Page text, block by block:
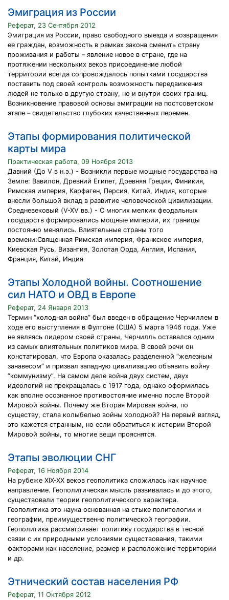
Эмиграция из России
Реферат, 23 Сентября 2012
Эмиграция из России, право свободного выезда и возвращения
ее граждан, возможность в рамках закона сменить страну
проживания и работы – явление новое в стране, где на
протяжении нескольких веков присоединение любой
территории всегда сопровождалось попытками государства
поставить под своей контроль возможность передвижения
людей не только в другую страну, но и внутри своих границ.
Возникновение правовой основы эмиграции на постсоветском
этапе – свидетельство глубоких качественных перемен.
Этапы формирования политической
карты мира
Практическая работа, 09 Ноября 2013
Давний (До V в н.э.) - Возникли первые мощные государства на
Земле: Вавилон, Древний Египет, Древняя Греция, Финикия,
Римская империя, Карфаген, Персия, Китай, Индия, которые
внесли большой вклад в развитие человеческой цивилизации.
Средневековый (V-XV вв.) - С многих мелких феодальных
государств формировались мощные империи, их границы
постоянно менялись. Влиятельные страны того
времени:Священная Римская империя, Франкское империя,
Киевская Русь, Византия, Золотая Орда, Англия, Испания,
Франция, Китай, Индия
Этапы Холодной войны. Соотношение
сил НАТО и ОВД в Европе
Реферат, 24 Января 2013
Термин “холодная война” был введен в обращение Черчиллем в
ходе его выступления в Фултоне (США) 5 марта 1946 года. Уже
не являясь лидером своей страны, Черчилль оставался одним
из самых влиятельных политиков мира. В своей речи он
констатировал, что Европа оказалась разделенной “железным
занавесом” и призвал западную цивилизацию объявить войну
“коммунизму”. На самом деле война двух систем, двух
идеологий не прекращалась с 1917 года, однако оформилась
как вполне осознанное противостояние именно после Второй
Мировой войны. Почему же Вторая Мировая война, по
существу, стала колыбелью войны холодной? На первый взгляд,
это кажется странным, но если обратиться к истории Второй
Мировой войны, то многие вещи прояснятся.
Этапы эволюции СНГ
Реферат, 16 Ноября 2014
На рубеже XIX-XX веков геополитика сложилась как научное
направление. Геополитическая мысль развивалась и до этого,
существовали теории геополитического характера.
Геополитика это наука основанная на стыке политологии и
географии, преимущественно политической географии.
Геополитика рассматривает политику государства в тесной
связи с их природными условиями существования, такими
факторами как население, размер и расположение территории
и др.
Этнический состав населения РФ
Реферат, 11 Октября 2012